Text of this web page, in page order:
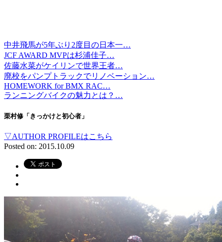
中井飛馬が5年ぶり2度目の日本一…
JCF AWARD MVPは杉浦佳子…
佐藤水菜がケイリンで世界王者…
廃校をパンプトラックでリノベーション…
HOMEWORK for BMX RAC…
ランニングバイクの魅力とは？…
栗村修「きっかけと初心者」
▽AUTHOR PROFILEはこちら
Posted on: 2015.10.09